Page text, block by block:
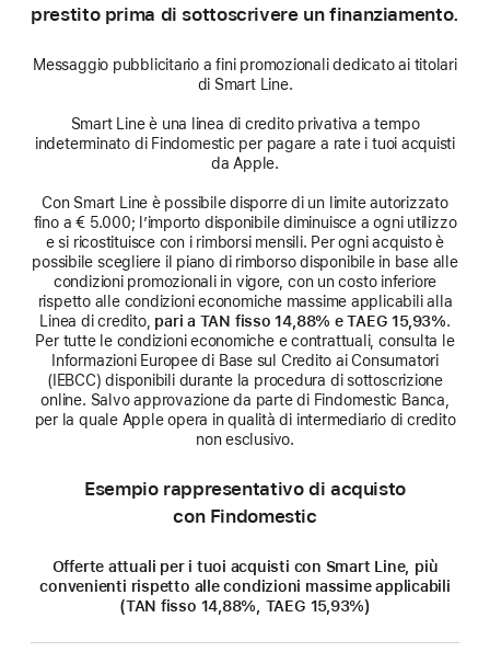
prestito prima di sottoscrivere un finanziamento.
Messaggio pubblicitario a fini promozionali dedicato ai titolari
di Smart Line.
Smart Line è una linea di credito privativa a tempo
indeterminato di Findomestic per pagare a rate i tuoi acquisti
da Apple.
Con Smart Line è possibile disporre di un limite autorizzato
fino a € 5.000; l’importo disponibile diminuisce a ogni utilizzo
e si ricostituisce con i rimborsi mensili. Per ogni acquisto è
possibile scegliere il piano di rimborso disponibile in base alle
condizioni promozionali in vigore, con un costo inferiore
rispetto alle condizioni economiche massime applicabili alla
Linea di credito, pari a TAN fisso 14,88% e TAEG 15,93%.
Per tutte le condizioni economiche e contrattuali, consulta le
Informazioni Europee di Base sul Credito ai Consumatori
(IEBCC) disponibili durante la procedura di sottoscrizione
online. Salvo approvazione da parte di Findomestic Banca,
per la quale Apple opera in qualità di intermediario di credito
non esclusivo.
Esempio rappresentativo di acquisto
con Findomestic
Offerte attuali per i tuoi acquisti con Smart Line, più
convenienti rispetto alle condizioni massime applicabili
(TAN fisso 14,88%, TAEG 15,93%)